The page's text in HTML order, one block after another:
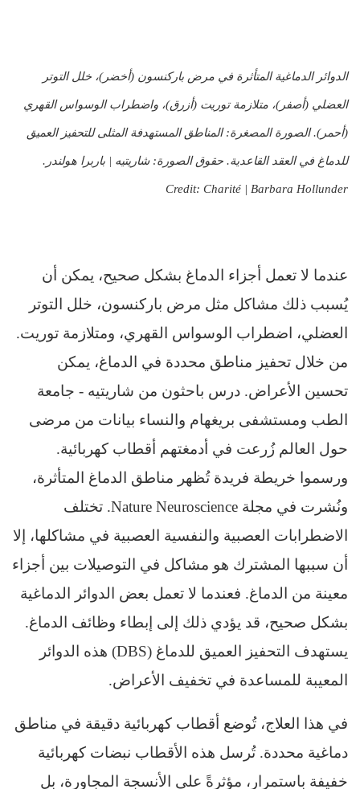
الدوائر الدماغية المتأثرة في مرض باركنسون (أخضر)، خلل التوتر
العضلي (أصفر)، متلازمة توريت (أزرق)، واضطراب الوسواس القهري
(أحمر). الصورة المصغرة: المناطق المستهدفة المثلى للتحفيز العميق
للدماغ في العقد القاعدية. حقوق الصورة: شاريتيه | باربرا هولندر.
Credit: Charité | Barbara Hollunder
عندما لا تعمل أجزاء الدماغ بشكل صحيح، يمكن أن
يُسبب ذلك مشاكل مثل مرض باركنسون، خلل التوتر
العضلي، اضطراب الوسواس القهري، ومتلازمة توريت.
من خلال تحفيز مناطق محددة في الدماغ، يمكن
تحسين الأعراض. ​​درس باحثون من شاريتيه - جامعة
الطب ومستشفى بريغهام والنساء بيانات من مرضى
حول العالم زُرعت في أدمغتهم أقطاب كهربائية.
ورسموا خريطة فريدة تُظهر مناطق الدماغ المتأثرة،
ونُشرت في مجلة Nature Neuroscience. تختلف
الاضطرابات العصبية والنفسية العصبية في مشاكلها، إلا
أن سببها المشترك هو مشاكل في التوصيلات بين أجزاء
معينة من الدماغ. فعندما لا تعمل بعض الدوائر الدماغية
بشكل صحيح، قد يؤدي ذلك إلى إبطاء وظائف الدماغ.
يستهدف التحفيز العميق للدماغ (DBS) هذه الدوائر
المعيبة للمساعدة في تخفيف الأعراض.
في هذا العلاج، تُوضع أقطاب كهربائية دقيقة في مناطق
دماغية محددة. تُرسل هذه الأقطاب نبضات كهربائية
خفيفة باستمرار، مؤثرةً على الأنسجة المجاورة، بل